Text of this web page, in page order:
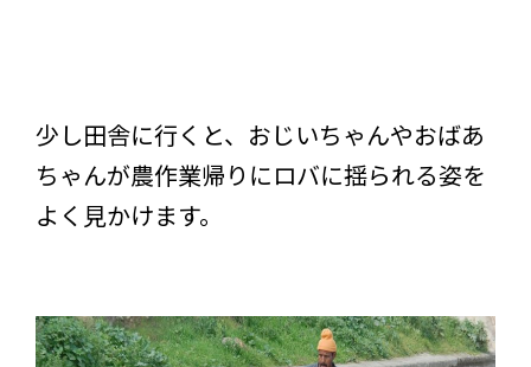
少し田舎に行くと、おじいちゃんやおばあ
ちゃんが農作業帰りにロバに揺られる姿を
よく見かけます。